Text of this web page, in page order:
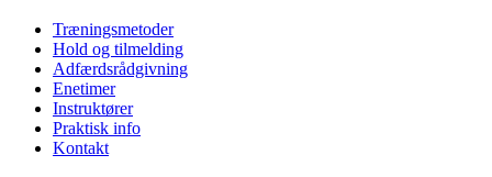
Træningsmetoder
Hold og tilmelding
Adfærdsrådgivning
Enetimer
Instruktører
Praktisk info
Kontakt